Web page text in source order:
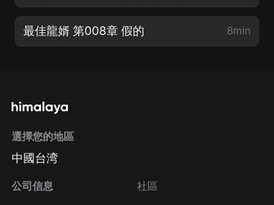
最佳龍婿 第008章 假的 8min
選擇您的地區
中國台湾
公司信息 社區